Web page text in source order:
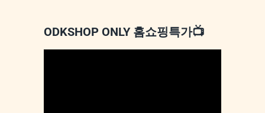
ODKSHOP ONLY 홈쇼핑특가📺